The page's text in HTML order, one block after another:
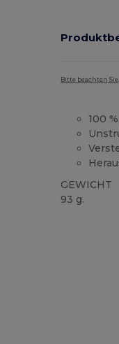
Bitte beachten
100
GEWICHT
93 g.